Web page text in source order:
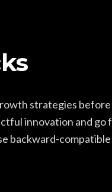
strategies
innovation and go
backward-